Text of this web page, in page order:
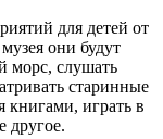
для детей от
они будут
морс, слушать
старинные
книгами, играть в
другое.